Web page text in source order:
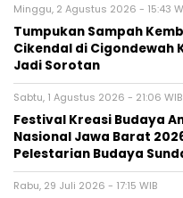
Minggu, 2 Agustus 2026 - 15:43
Tumpukan Sampah
Cikendal di Cigondewah
Jadi Sorotan
Sabtu, 1 Agustus 2026 - 21:06 WIB
Festival Kreasi Budaya
Nasional Jawa Barat
Pelestarian Budaya
Rabu, 29 Juli 2026 - 17:15 WIB